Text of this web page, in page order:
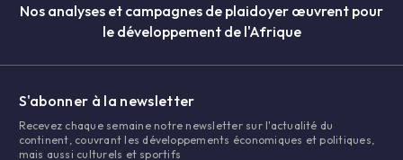
Nos analyses et campagnes de plaidoyer œuvrent pour
le développement de l'Afrique
S'abonner à la newsletter
Recevez chaque semaine notre newsletter sur l'actualité du
continent, couvrant les développements économiques et politiques,
mais aussi culturels et sportifs